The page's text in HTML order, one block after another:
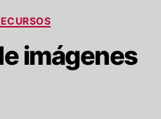
Categorías
imágenes